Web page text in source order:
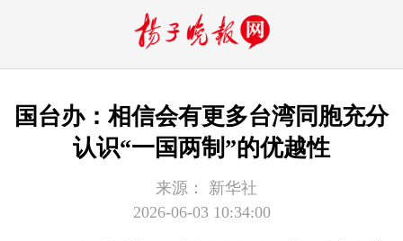
国台办：相信会有更多台湾同胞充分
认识“一国两制”的优越性
来源：
新华社
2026-06-03 10:34:00